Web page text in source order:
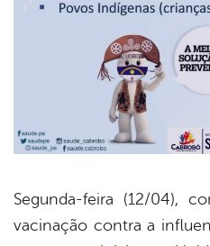
Segunda-feira (12/04),
vacinação contra a